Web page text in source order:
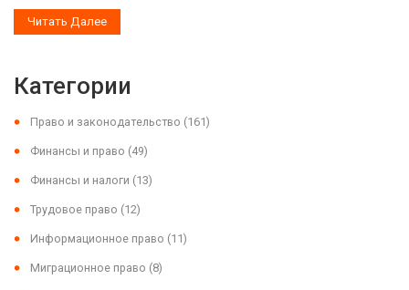
Читать Далее
Категории
Право и законодательство (161)
Финансы и право (49)
Финансы и налоги (13)
Трудовое право (12)
Информационное право (11)
Миграционное право (8)